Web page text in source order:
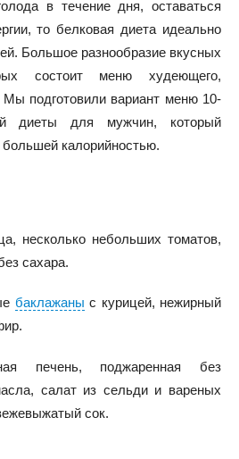
в течение дня, оставаться
то белковая диета идеально
Большое разнообразие вкусных
состоит меню худеющего,
подготовили вариант меню 10-
диеты для мужчин, который
большей калорийностью.
несколько небольших томатов,
сахара.
баклажаны с курицей, нежирный
печень, поджаренная без
салат из сельди и вареных
сок.